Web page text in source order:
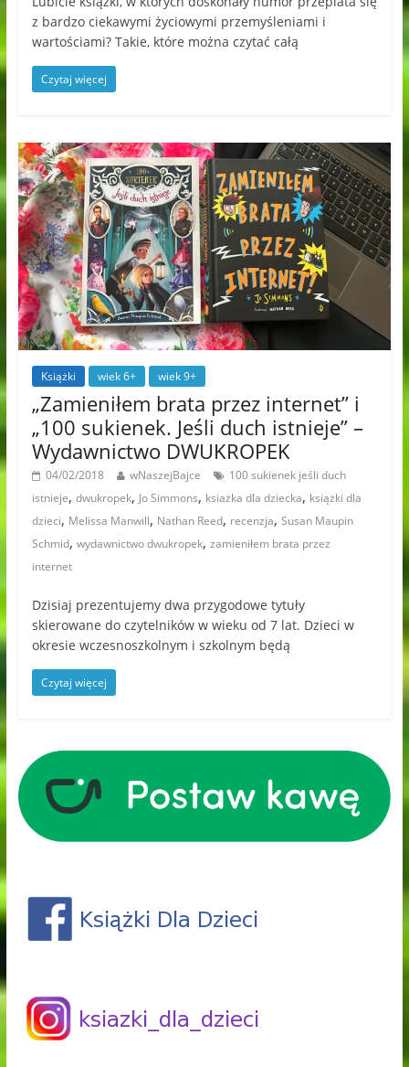
z bardzo ciekawymi życiowymi przemyśleniami i
wartościami? Takie, które można czytać całą
Czytaj więcej
Książki wiek 6+ wiek 9+
„Zamieniłem brata przez internet” i
„100 sukienek. Jeśli duch istnieje” –
Wydawnictwo DWUKROPEK
04/02/2018 wNaszejBajce
100 sukienek jeśli duch
istnieje, dwukropek, Jo Simmons, ksiażka dla dziecka, książki dla
dzieci, Melissa Manwill, Nathan Reed, recenzja, Susan Maupin
Schmid, wydawnictwo dwukropek, zamieniłem brata przez
internet
Dzisiaj prezentujemy dwa przygodowe tytuły
skierowane do czytelników w wieku od 7 lat. Dzieci w
okresie wczesnoszkolnym i szkolnym będą
Czytaj więcej